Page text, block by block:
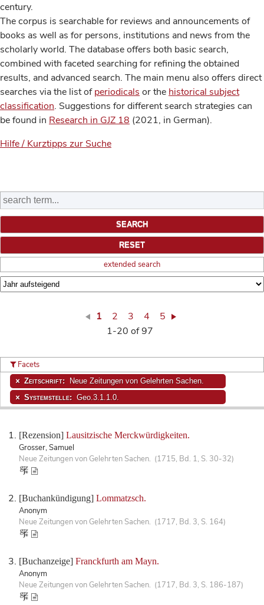
century.
The corpus is searchable for reviews and announcements of
books as well as for persons, institutions and news from the
scholarly world. The database offers both basic search,
combined with faceted searching for refining the obtained
results, and advanced search. The main menu also offers direct
searches via the list ofperiodicals or the historical subject
classification. Suggestions for different search strategies can
be found in Research in GJZ 18 (2021, in German).
Hilfe / Kurztipps zur Suche
extended search
1 2 3 4
5
1-20 of 97
[Rezension] Lausitzische Merckwürdigkeiten.
Grosser, Samuel
Neue Zeitungen von Gelehrten Sachen. (1715, Bd. 1, S. 30-32)
[Buchankündigung] Lommatzsch.
Anonym
Neue Zeitungen von Gelehrten Sachen. (1717, Bd. 3, S. 164)
[Buchanzeige] Franckfurth am Mayn.
Anonym
Neue Zeitungen von Gelehrten Sachen. (1717, Bd. 3, S. 186-187)
Facets
Zeitschrift: Neue Zeitungen von Gelehrten Sachen.
Systemstelle: Geo.3.1.1.0.